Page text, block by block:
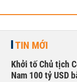
TIN MỚI
Khởi tố Chủ tịch
Nam 100 tỷ USD